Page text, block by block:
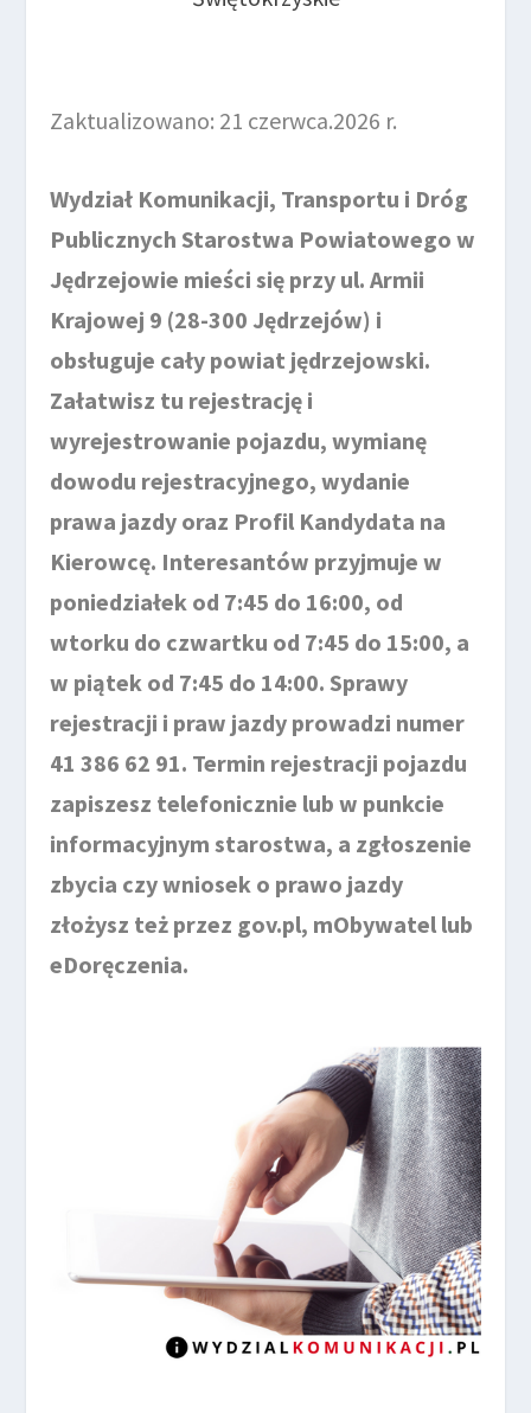
Zaktualizowano: 21 czerwca.2026 r.
Wydział Komunikacji, Transportu i Dróg
Publicznych Starostwa Powiatowego w
Jędrzejowie mieści się przy ul. Armii
Krajowej 9 (28-300 Jędrzejów) i
obsługuje cały powiat jędrzejowski.
Załatwisz tu rejestrację i
wyrejestrowanie pojazdu, wymianę
dowodu rejestracyjnego, wydanie
prawa jazdy oraz Profil Kandydata na
Kierowcę. Interesantów przyjmuje w
poniedziałek od 7:45 do 16:00, od
wtorku do czwartku od 7:45 do 15:00, a
w piątek od 7:45 do 14:00. Sprawy
rejestracji i praw jazdy prowadzi numer
41 386 62 91. Termin rejestracji pojazdu
zapiszesz telefonicznie lub w punkcie
informacyjnym starostwa, a zgłoszenie
zbycia czy wniosek o prawo jazdy
złożysz też przez gov.pl, mObywatel lub
eDoręczenia.